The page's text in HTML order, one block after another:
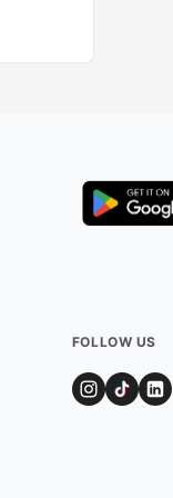
FOLLOW US